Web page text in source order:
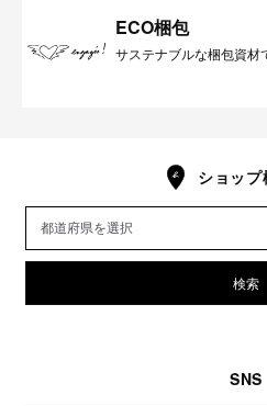
ECO梱包
サステナブルな梱包資材
ショップ
検索
SNS